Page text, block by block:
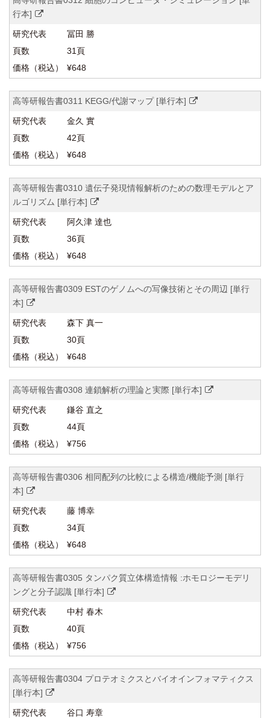
行本]
冨田 勝
31頁
¥648
高等研報告書0311 KEGG/代謝マップ [単行本]
金久 實
42頁
¥648
高等研報告書0310 遺伝子発現情報解析のための数理モデルとア
ルゴリズム [単行本]
阿久津 達也
36頁
¥648
高等研報告書0309 ESTのゲノムへの写像技術とその周辺 [単行
本]
森下 真一
30頁
¥648
高等研報告書0308 連鎖解析の理論と実際 [単行本]
鎌谷 直之
44頁
¥756
高等研報告書0306 相同配列の比較による構造/機能予測 [単行
本]
藤 博幸
34頁
¥648
高等研報告書0305 タンパク質立体構造情報 :ホモロジーモデリ
ングと分子認識 [単行本]
中村 春木
40頁
¥756
高等研報告書0304 プロテオミクスとバイオインフォマティクス
[単行本]
谷口 寿章